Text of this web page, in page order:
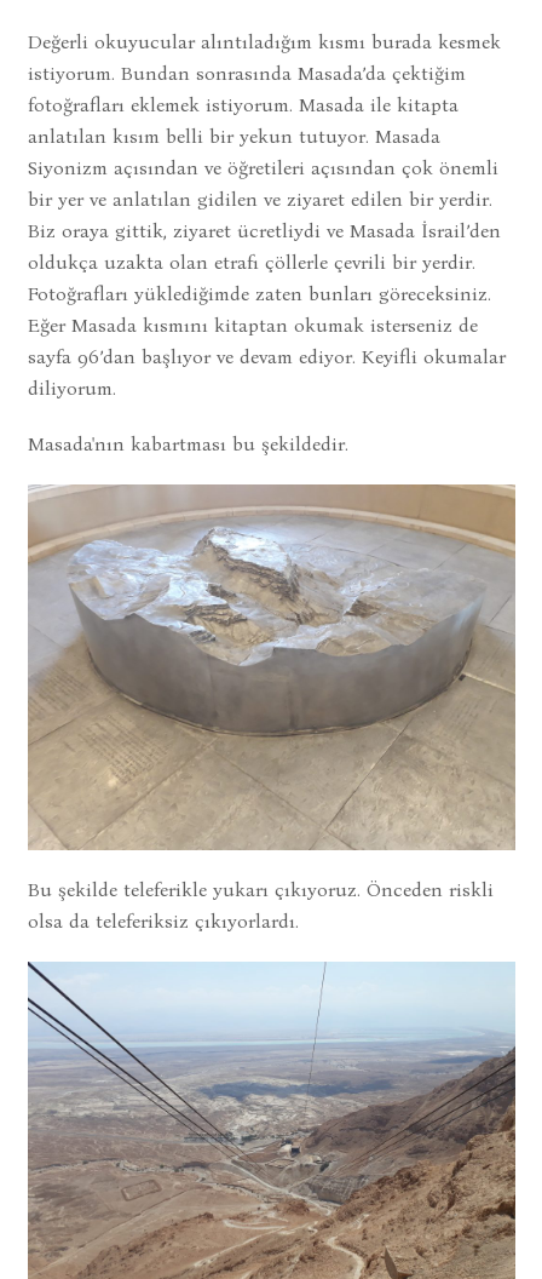
Değerli okuyucular alıntıladığım kısmı burada kesmek
istiyorum. Bundan sonrasında Masada’da çektiğim
fotoğrafları eklemek istiyorum. Masada ile kitapta
anlatılan kısım belli bir yekun tutuyor. Masada
Siyonizm açısından ve öğretileri açısından çok önemli
bir yer ve anlatılan gidilen ve ziyaret edilen bir yerdir.
Biz oraya gittik, ziyaret ücretliydi ve Masada İsrail’den
oldukça uzakta olan etrafı çöllerle çevrili bir yerdir.
Fotoğrafları yüklediğimde zaten bunları göreceksiniz.
Eğer Masada kısmını kitaptan okumak isterseniz de
sayfa 96’dan başlıyor ve devam ediyor. Keyifli okumalar
diliyorum.
Masada'nın kabartması bu şekildedir.
Bu şekilde teleferikle yukarı çıkıyoruz. Önceden riskli
olsa da teleferiksiz çıkıyorlardı.